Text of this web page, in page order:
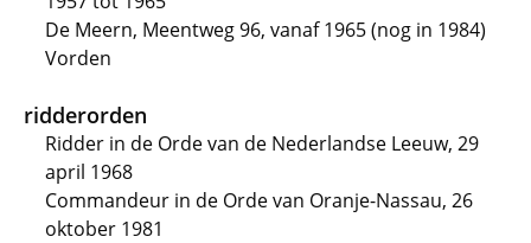
De Meern, Meentweg 96, vanaf 1965 (nog in 1984)
Vorden
ridderorden
Ridder in de Orde van de Nederlandse Leeuw, 29
april 1968
Commandeur in de Orde van Oranje-Nassau, 26
oktober 1981